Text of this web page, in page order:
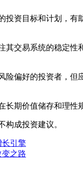
资目标和计划，有
交易系统的稳定性
偏好的投资者，但
期价值储存和理性
构成投资建议。
长引擎
之路